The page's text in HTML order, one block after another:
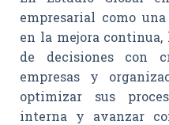
empresarial como
en la mejora
de decisiones con
empresas y
optimizar sus
interna y avanzar